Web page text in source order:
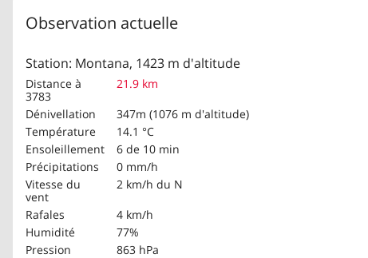
Observation actuelle
Station: Montana, 1423 m d'altitude
Distance à
3783
21.9 km
Dénivellation
347m (1076 m d'altitude)
Température
14.1 °C
Ensoleillement
6 de 10 min
Précipitations
0 mm/h
Vitesse du
vent
2 km/h du N
Rafales
4 km/h
Humidité
77%
Pression
863 hPa